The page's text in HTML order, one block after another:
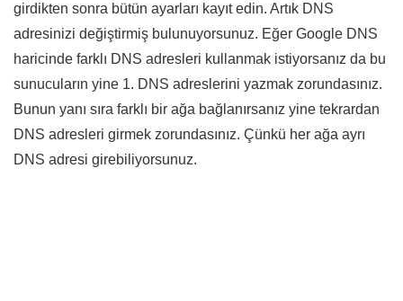
girdikten sonra bütün ayarları kayıt edin. Artık DNS
adresinizi değiştirmiş bulunuyorsunuz. Eğer Google DNS
haricinde farklı DNS adresleri kullanmak istiyorsanız da bu
sunucuların yine 1. DNS adreslerini yazmak zorundasınız.
Bunun yanı sıra farklı bir ağa bağlanırsanız yine tekrardan
DNS adresleri girmek zorundasınız. Çünkü her ağa ayrı
DNS adresi girebiliyorsunuz.